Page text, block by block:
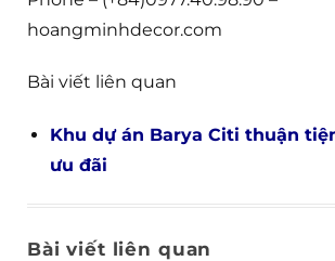
hoangminhdecor.com
Bài viết liên quan
Khu dự án Barya Citi thuận
ưu đãi
Bài viết liên quan